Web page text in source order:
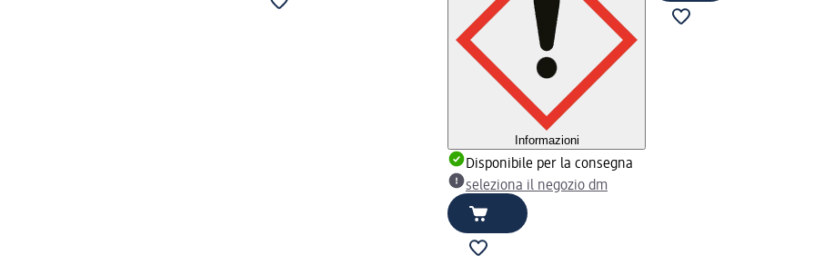
Informazioni
Disponibile per la consegna
seleziona il negozio dm